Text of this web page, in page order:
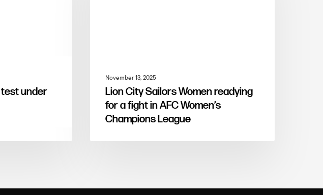
under
November 13, 2025
Lion City Sailors Women readying
for a fight in AFC Women’s
Champions League